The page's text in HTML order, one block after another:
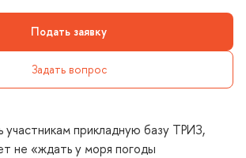
Подать заявку
Задать вопрос
участникам прикладную базу ТРИЗ,
не «ждать у моря погоды